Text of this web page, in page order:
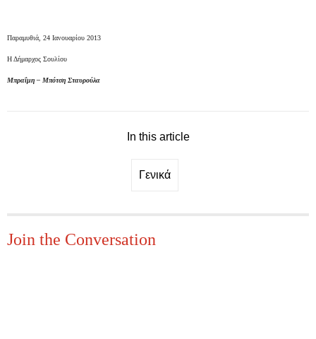
Παραμυθιά, 24 Ιανουαρίου 2013
Η Δήμαρχος Σουλίου
Μπραΐμη – Μπότση Σταυρούλα
In this article
Γενικά
Join the Conversation